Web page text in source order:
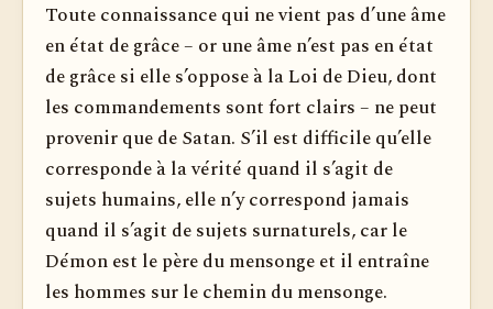
Toute connaissance qui ne vient pas d’une âme
en état de grâce – or une âme n’est pas en état
de grâce si elle s’oppose à la Loi de Dieu, dont
les commandements sont fort clairs – ne peut
provenir que de Satan. S’il est difficile qu’elle
corresponde à la vérité quand il s’agit de
sujets humains, elle n’y correspond jamais
quand il s’agit de sujets surnaturels, car le
Démon est le père du mensonge et il entraîne
les hommes sur le chemin du mensonge.